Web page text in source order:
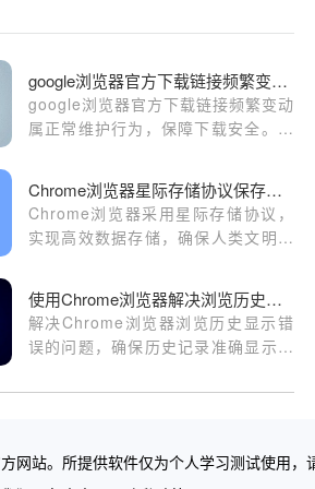
google浏览器官方下载链接频繁变化原因是什么
google浏览器官方下载链接频繁变动
属正常维护行为，保障下载安全。本
Chrome浏览器星际存储协议保存人类文明
Chrome浏览器采用星际存储协议，
实现高效数据存储，确保人类文明成
使用Chrome浏览器解决浏览历史显示错误
解决Chrome浏览器浏览历史显示错
误的问题，确保历史记录准确显示，
站。所提供软件仅为个人学习测试使用，